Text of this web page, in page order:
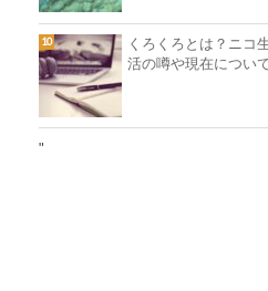
くろくろとは？ニコ
活の噂や現在につい
"